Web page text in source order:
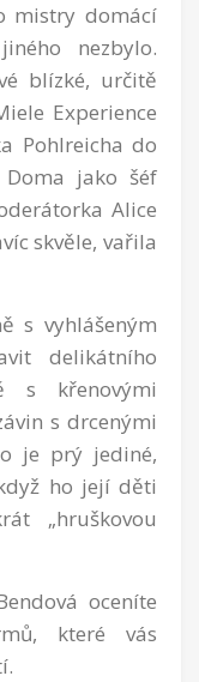
mistry domácí
nezbylo.
blízké, určitě
Experience
Pohlreicha do
jako šéf
Alice
skvěle, vařila
s vyhlášeným
delikátního
s křenovými
s drcenými
je prý jediné,
ho její děti
„hruškovou
oceníte
které vás